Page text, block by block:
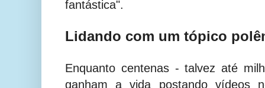
fantástica".
Lidando com um tópico
Enquanto centenas - talvez até
ganham a vida postando vídeos